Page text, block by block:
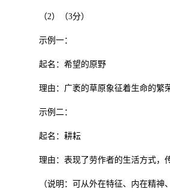
（2）（3分）
示例一：
起名：希望的原野
理由：广袤的草原象征着生命的繁
示例二：
起名：耕耘
理由：表现了劳作者的生活方式，
（说明：可从外在特征、内在精